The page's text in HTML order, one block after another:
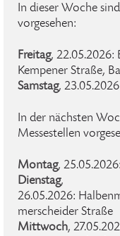
In dieser Woche
vorgesehen:
Freitag, 22.05.2026:
Kempener Straße,
Samstag,
In der nächsten
Messestellen
Montag,
Dienstag,
26.05.2026:
merscheider Straße
Mittwoch,